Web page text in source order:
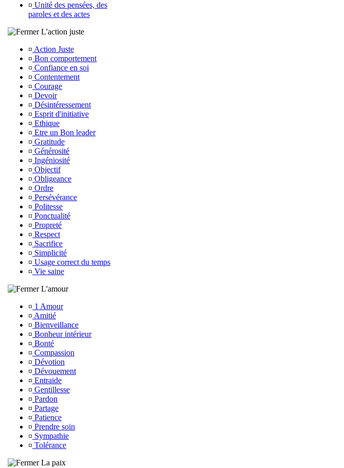
¤ Unité des pensées, des
paroles et des actes
L'action juste
¤ Action Juste
¤ Bon comportement
¤ Confiance en soi
¤ Contentement
¤ Courage
¤ Devoir
¤ Désintéressement
¤ Esprit d'initiative
¤ Ethique
¤ Etre un Bon leader
¤ Gratitude
¤ Générosité
¤ Ingéniosité
¤ Objectif
¤ Obligeance
¤ Ordre
¤ Persévérance
¤ Politesse
¤ Ponctualité
¤ Propreté
¤ Respect
¤ Sacrifice
¤ Simplicité
¤ Usage correct du temps
¤ Vie saine
L'amour
¤ 1 Amour
¤ Amitié
¤ Bienveillance
¤ Bonheur intérieur
¤ Bonté
¤ Compassion
¤ Dévotion
¤ Dévouement
¤ Entraide
¤ Gentillesse
¤ Pardon
¤ Partage
¤ Patience
¤ Prendre soin
¤ Sympathie
¤ Tolérance
La paix